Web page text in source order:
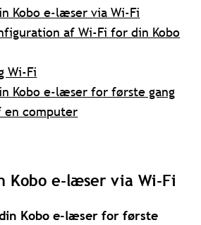
Kobo e-læser via Wi-Fi
af Wi-Fi for din Kobo
Wi-Fi
Kobo e-læser for første gang
computer
Kobo e-læser via Wi-Fi
Kobo e-læser for første